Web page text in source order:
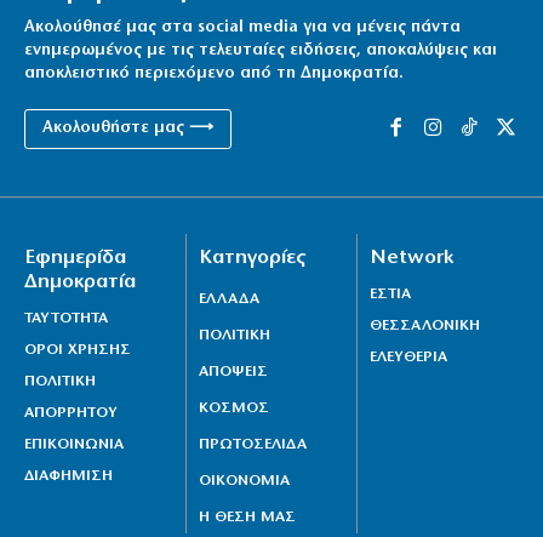
9|08|2026 | 12:10
«Αστέρια» και «πίστες» και βράσε όρυζα…
9|08|2026 | 12:00
Παγκόσμιο Πρωτάθλημα U20: Ασημένια η Ιουλιάννα
Αγριος ξυλοδαρμός νοσηλεύτριας από ασθενή στον
«Ερυθρό Σταυρό»
Tρεις νεκροί από ρωσικά πλήγματα στο
Ντνιπροπετρόφσκ και το Χάρκοβο
9|08|2026 | 11:30
Ακολούθησέ μας στα social media για να μένεις πάντα
ενημερωμένος με τις τελευταίες ειδήσεις, αποκαλύψεις και
αποκλειστικό περιεχόμενο από τη Δημοκρατία.
Ακολουθήστε μας ⟶
Εφημερίδα
Δημοκρατία
ΤΑΥΤΟΤΗΤΑ
ΟΡΟΙ ΧΡΗΣΗΣ
ΠΟΛΙΤΙΚΗ
ΑΠΟΡΡΗΤΟΥ
ΕΠΙΚΟΙΝΩΝΙΑ
ΔΙΑΦΗΜΙΣΗ
Κατηγορίες
ΕΛΛΑΔΑ
ΠΟΛΙΤΙΚΗ
ΑΠΟΨΕΙΣ
ΚΟΣΜΟΣ
ΠΡΩΤΟΣΕΛΙΔΑ
ΟΙΚΟΝΟΜΙΑ
Η ΘΕΣΗ ΜΑΣ
Network
ΕΣΤΙΑ
ΘΕΣΣΑΛΟΝΙΚΗ
ΕΛΕΥΘΕΡΙΑ